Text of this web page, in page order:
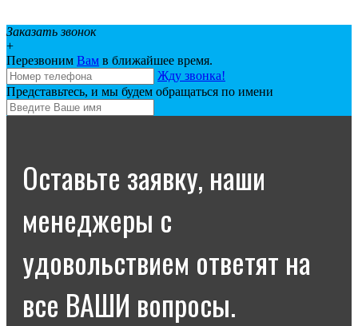
Заказать звонок
+
Перезвоним Вам в ближайшее время.
Жду звонка!
Представьтесь, и мы будем обращаться по имени
Оставьте заявку, наши
менеджеры с
удовольствием ответят на
все ВАШИ вопросы.